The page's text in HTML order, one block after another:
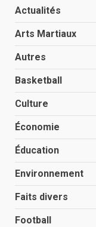
Actualités
Arts Martiaux
Autres
Basketball
Culture
Économie
Éducation
Environnement
Faits divers
Football